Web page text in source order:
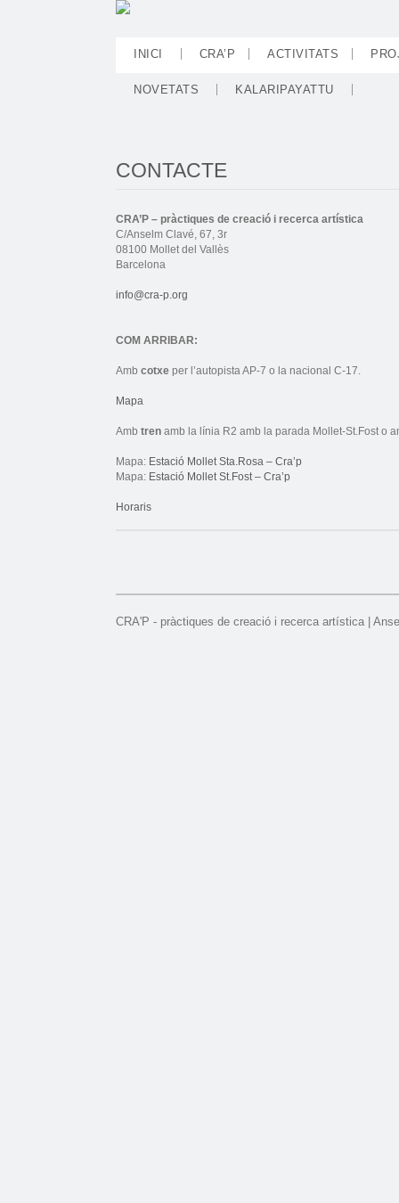
INICI CRA’P ACTIVITATS
NOVETATS KALARIPAYATTU
CONTACTE
CRA’P – pràctiques de creació i recerca artística
C/Anselm Clavé, 67, 3r
08100 Mollet del Vallès
Barcelona
info@cra-p.org
COM ARRIBAR:
Amb cotxe per l’autopista AP-7 o la nacional C-17.
Mapa
Amb tren amb la línia R2 amb la parada Mollet-St.Fost o
Mapa: Estació Mollet Sta.Rosa – Cra’p
Mapa: Estació Mollet St.Fost – Cra’p
Horaris
CRA'P - pràctiques de creació i recerca artística |